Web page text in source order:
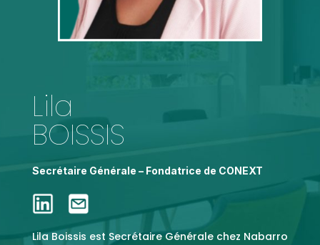
Lila
BOISSIS
Secrétaire Générale – Fondatrice de CONEXT
Lila Boissis est Secrétaire Générale chez Nabarro